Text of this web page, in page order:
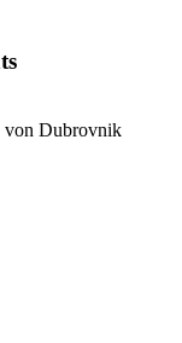
von Dubrovnik